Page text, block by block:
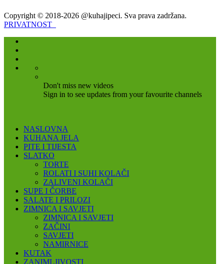
Copyright © 2018-2026 @kuhajipeci. Sva prava zadržana.
PRIVATNOST
Don't miss new videos
Sign in to see updates from your favourite channels
NASLOVNA
KUHANA JELA
PITE I TIJESTA
SLATKO
TORTE
ROLATI I SUHI KOLAČI
ZALIVENI KOLAČI
SUPE I ČORBE
SALATE I PRILOZI
ZIMNICA I SAVJETI
ZIMNICA I SAVJETI
ZAČINI
SAVJETI
NAMIRNICE
KUTAK
ZANIMLJIVOSTI